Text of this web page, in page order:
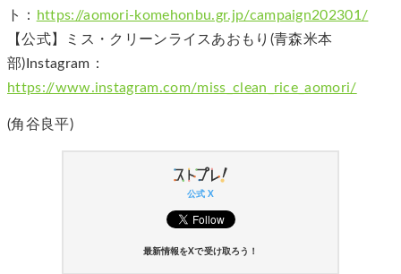
ト：
https://aomori-komehonbu.gr.jp/campaign202301/
【公式】ミス・クリーンライスあおもり(青森米本
部)Instagram：
https://www.instagram.com/miss_clean_rice_aomori/
(角谷良平)
公式 X
最新情報をXで受け取ろう！